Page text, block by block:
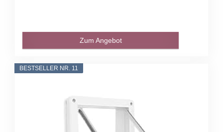
Zum Angebot
BESTSELLER NR. 11